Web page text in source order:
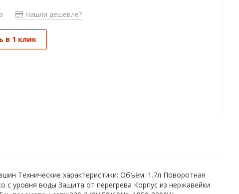
Нашли дешевле?
в 1 клик
Технические характеристики: Объём :1.7л Поворотная
уровня воды Защита от перегрева Корпус из нержавейки